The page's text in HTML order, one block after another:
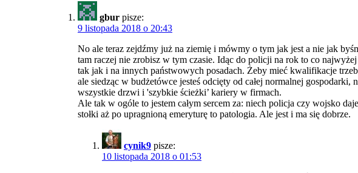
gbur pisze:
9 listopada 2018 o 20:43
No ale teraz zejdźmy już na ziemię i mówmy o tym jak jest a nie jak
tam raczej nie zrobisz w tym czasie. Idąc do policji na rok to co
tak jak i na innych państwowych posadach. Żeby mieć kwalifikacje
ale siedząc w budżetówce jesteś odcięty od całej normalnej
wszystkie drzwi i 'szybkie ścieżki’ kariery w firmach.
Ale tak w ogóle to jestem całym sercem za: niech policja czy wojsko
stołki aż po upragnioną emeryturę to patologia. Ale jest i ma się dobrze.
cynik9 pisze:
10 listopada 2018 o 01:53